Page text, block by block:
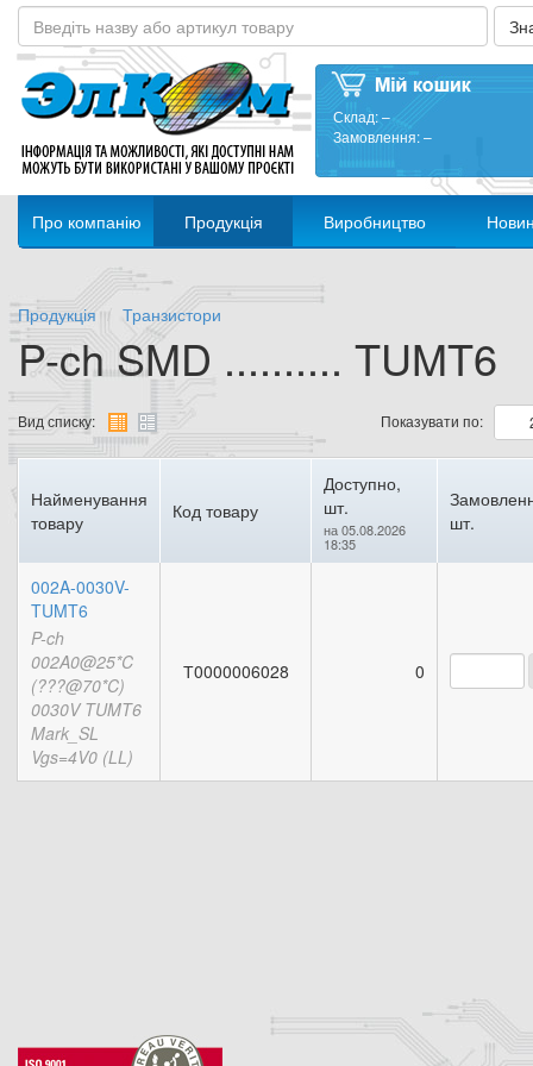
Склад:–
Замовлення:–
Про компанію Продукція Виробництво
Продукція Транзистори
P-ch SMD .......... TUMT6
Вид списку: Показувати по:
Найменування
товару
Код товару
Доступно,
шт.
на 05.08.2026
18:35
шт.
002A-0030V-
TUMT6
P-ch
002A0@25*C
(???@70*C)
0030V TUMT6
Mark_SL
Vgs=4V0 (LL)
Т0000006028 0